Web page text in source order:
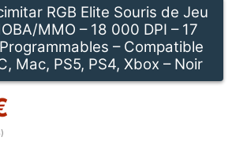
RGB Elite Souris de Jeu
MMO – 18 000 DPI – 17
– Compatible
Mac, PS5, PS4, Xbox – Noir